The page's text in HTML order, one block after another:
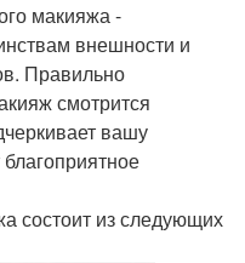
макияжа -
внешности и
Правильно
смотрится
вашу
состоит из следующих